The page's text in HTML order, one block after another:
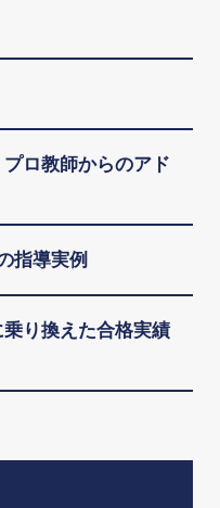
ロ教師からのアド
指導実例
り換えた合格実績